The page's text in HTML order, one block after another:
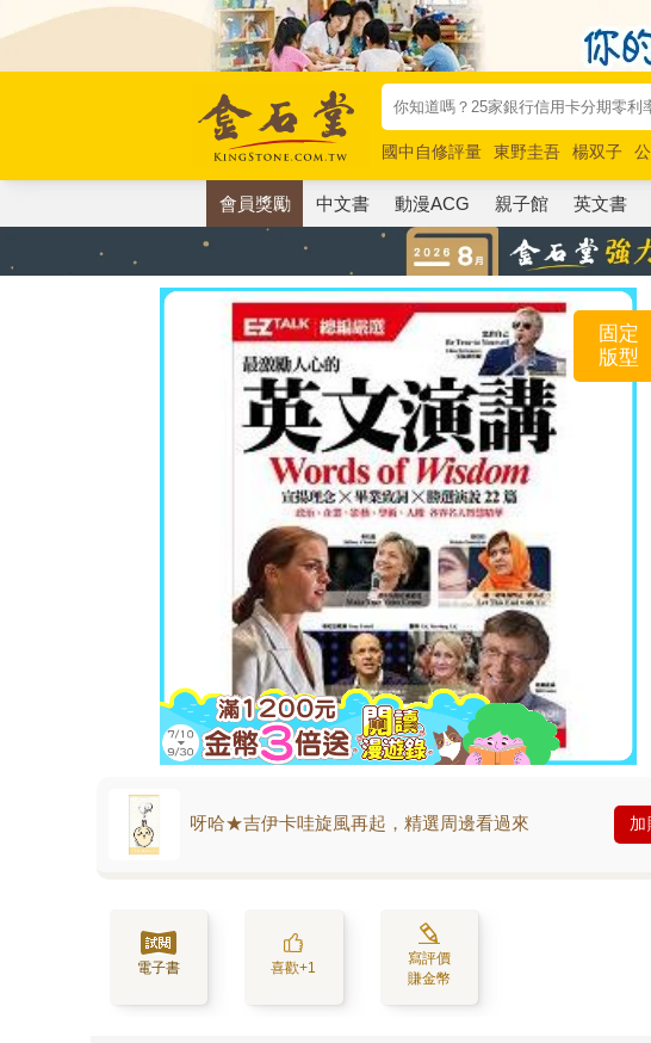
國中自修評量 東野圭吾 楊双子
唯紅花綻放
奧德賽 路邊攤新作
會員獎勵 中文書 動漫ACG 親子館 英文書
固定
版型
呀哈★吉伊卡哇旋風再起，精選周邊看過來 加
電子書 喜歡+1
寫評價
賺金幣